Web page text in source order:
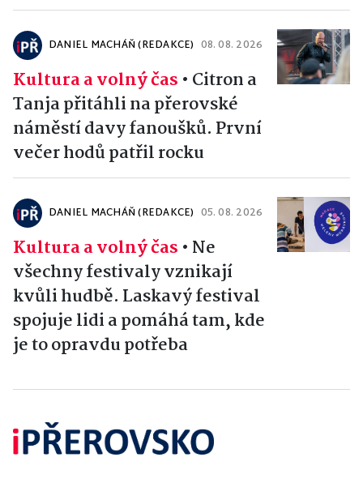
DANIEL MACHÁŇ (REDAKCE) 08. 08. 2026
Kultura a volný čas • Citron a
Tanja přitáhli na přerovské
náměstí davy fanoušků. První
večer hodů patřil rocku
DANIEL MACHÁŇ (REDAKCE) 05. 08. 2026
Kultura a volný čas • Ne
všechny festivaly vznikají
kvůli hudbě. Laskavý festival
spojuje lidi a pomáhá tam, kde
je to opravdu potřeba